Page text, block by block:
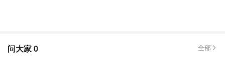
问大家0 全部